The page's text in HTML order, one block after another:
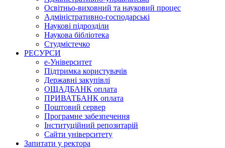
Освітньо-виховний та науковий процес
Адміністративно-господарські
Наукові підрозділи
Наукова бібліотека
Студмістечко
РЕСУРСИ
е-Університет
Підтримка користувачів
Державні закупівлі
ОЩАДБАНК оплата
ПРИВАТБАНК оплата
Поштовий сервер
Програмне забезпечення
Інституційний репозитарій
Сайти університету
Запитати у ректора